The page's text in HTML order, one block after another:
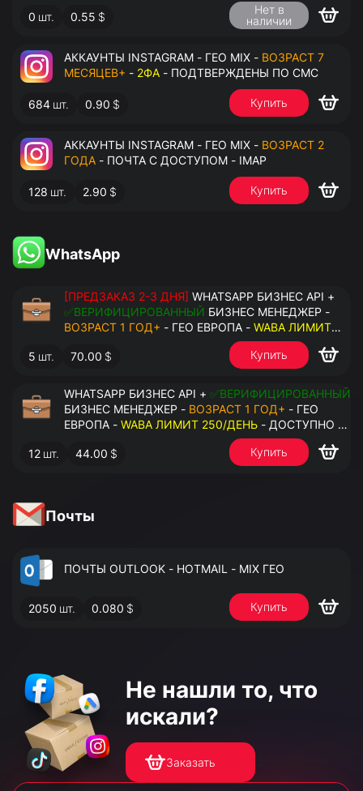
0 шт. 0.55 $
Нет в
наличии
АККАУНТЫ INSTAGRAM - ГЕО MIX - ВОЗРАСТ 7
МЕСЯЦЕВ+ - 2ФА - ПОДТВЕРЖДЕНЫ ПО СМС
684 шт. 0.90 $ Купить
АККАУНТЫ INSTAGRAM - ГЕО MIX - ВОЗРАСТ 2
ГОДА - ПОЧТА С ДОСТУПОМ - IMAP
128 шт. 2.90 $ Купить
WhatsApp
[ПРЕДЗАКАЗ 2-3 ДНЯ] WHATSAPP БИЗНЕС API +
✅ВЕРИФИЦИРОВАННЫЙ БИЗНЕС МЕНЕДЖЕР -
ВОЗРАСТ 1 ГОД+ - ГЕО ЕВРОПА - WABA ЛИМИТ
- ДОСТУПНО К ПРИВЯЗКЕ ДО 20
НОМЕРОВ - ПРАВА АДМИНИСТРАТОРА
5 шт. 70.00 $ Купить
WHATSAPP БИЗНЕС API + ✅ВЕРИФИЦИРОВАННЫЙ
БИЗНЕС МЕНЕДЖЕР - ВОЗРАСТ 1 ГОД+ - ГЕО
ЕВРОПА - WABA ЛИМИТ 250/ДЕНЬ - ДОСТУПНО К
ПРИВЯЗКЕ ДО 2 НОМЕРОВ - ПРАВА
АДМИНИСТРАТОРА
12 шт. 44.00 $ Купить
Почты
ПОЧТЫ OUTLOOK - HOTMAIL - MIX ГЕО
2050 шт. 0.080 $ Купить
Не нашли то, что
искали?
Заказать